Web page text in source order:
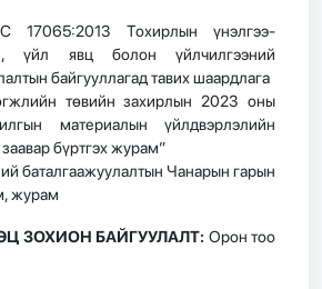
17065:2013 Тохирлын үнэлгээ-
үйл явц болон үйлчилгээний
байгууллагад тавих шаардлага
төвийн захирлын 2023 оны
материалын үйлдвэрлэлийн
бүртгэх журам”
баталгаажуулалтын Чанарын гарын
журам
ЗОХИОН БАЙГУУЛАЛТ: Орон тоо